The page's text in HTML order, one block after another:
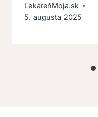
LekáreňMoja.sk
5. augusta 2025